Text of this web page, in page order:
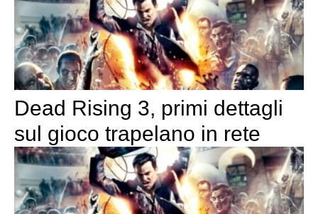
Dead Rising 3, primi dettagli
sul gioco trapelano in rete